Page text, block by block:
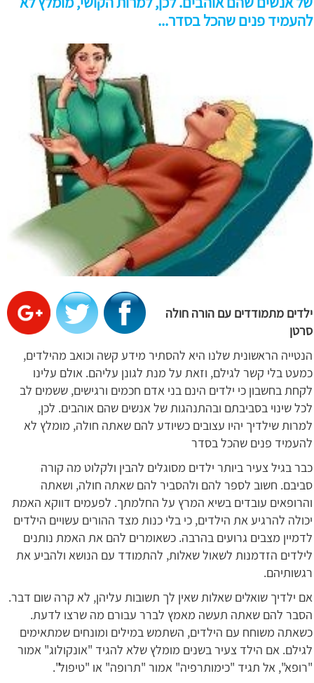
להעמיד פנים שהכל בסדר...
ילדים מתמודדים עם הורה חולה
סרטן
הנטייה הראשונית שלנו היא להסתיר מידע קשה וכואב מהילדים,
כמעט בלי קשר לגילם, וזאת על מנת לגונן עליהם. אולם עלינו
לקחת בחשבון כי ילדים הינם בני אדם חכמים ורגישים, ששמים לב
לכל שינוי בסביבתם ובהתנהגות של אנשים שהם אוהבים. לכן,
למרות שילדיך יהיו עצובים כשיודע להם שאתה חולה, מומלץ לא
להעמיד פנים שהכל בסדר
כבר בגיל צעיר ביותר ילדים מסוגלים להבין ולקלוט מה קורה
סביבם. חשוב לספר להם ולהסביר להם שאתה חולה, ושאתה
והרופאים עובדים בשיא המרץ על החלמתך. לפעמים דווקא האמת
יכולה להרגיע את הילדים, כי בלי כנות מצד ההורים עשויים הילדים
לדמיין מצבים גרועים בהרבה. כשאומרים להם את האמת נותנים
לילדים הזדמנות לשאול שאלות, להתמודד עם הנושא ולהביע את
רגשותיהם.
אם ילדיך שואלים שאלות שאין לך תשובות עליהן, לא קרה שום דבר.
הסבר להם שאתה תעשה מאמץ לברר עבורם מה שרצו לדעת.
כשאתה משוחח עם הילדים, השתמש במילים ומונחים שמתאימים
לגילם. אם הילד צעיר בשנים מומלץ שלא להגיד "אונקולוג" אמור
"רופא", אל תגיד "כימותרפיה" אמור "תרופה" או "טיפול".